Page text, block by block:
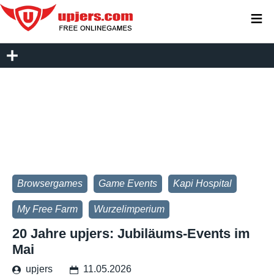
Browsergames Game Events Kapi Hospital
My Free Farm Wurzelimperium
20 Jahre upjers: Jubiläums-Events im
Mai
upjers 11.05.2026
≡